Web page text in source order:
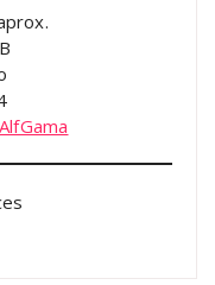
AlfGama